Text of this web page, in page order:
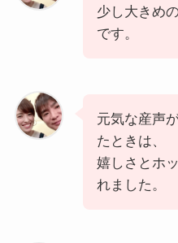
少し大きめ
です。
元気な産声
たときは、
嬉しさとホ
れました。